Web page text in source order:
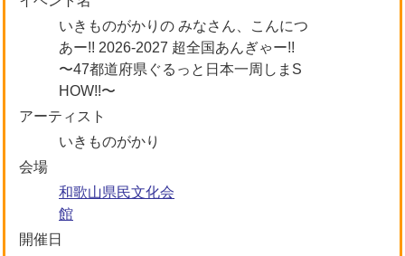
いきものがかりの みなさん、こんにつ
あー!! 2026-2027 超全国あんぎゃー!!
〜47都道府県ぐるっと日本一周しまS
HOW!!〜
アーティスト
いきものがかり
会場
和歌山県民文化会
館
開催日